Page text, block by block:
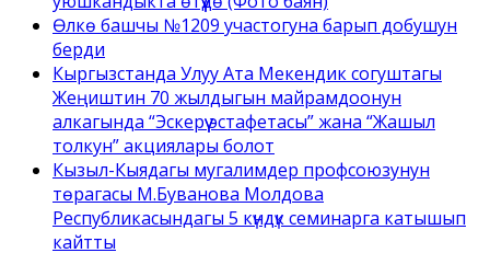
Өлкө башчы №1209 участогуна барып добушун
берди
Кыргызстанда Улуу Ата Мекендик согуштагы
Жеңиштин 70 жылдыгын майрамдоонун
алкагында “Эскерүү эстафетасы” жана “Жашыл
толкун” акциялары болот
Кызыл-Кыядагы мугалимдер профсоюзунун
төрагасы М.Буванова Молдова
Республикасындагы 5 күндүк семинарга катышып
кайтты